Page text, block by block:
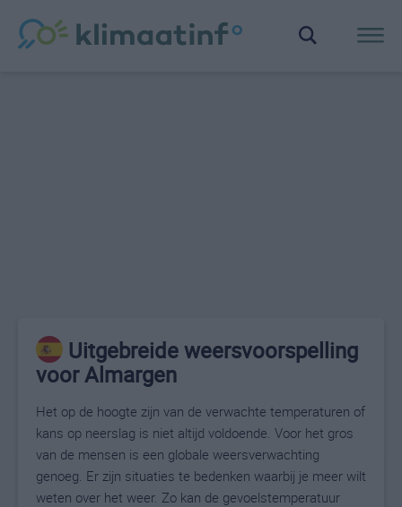
Uitgebreide weersvoorspelling
voor Almargen
Het op de hoogte zijn van de verwachte temperaturen of
kans op neerslag is niet altijd voldoende. Voor het gros
van de mensen is een globale weersverwachting
genoeg. Er zijn situaties te bedenken waarbij je meer wilt
weten over het weer. Zo kan de gevoelstemperatuur